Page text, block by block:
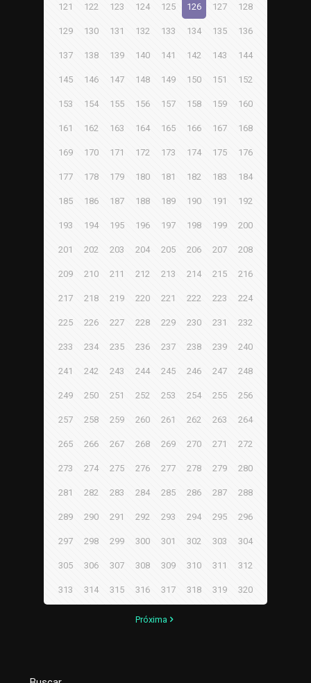
121 122 123 124 125 126 127 128
129 130 131 132 133 134 135 136
137 138 139 140 141 142 143 144
145 146 147 148 149 150 151 152
153 154 155 156 157 158 159 160
161 162 163 164 165 166 167 168
169 170 171 172 173 174 175 176
177 178 179 180 181 182 183 184
185 186 187 188 189 190 191 192
193 194 195 196 197 198 199 200
201 202 203 204 205 206 207 208
209 210 211 212 213 214 215 216
217 218 219 220 221 222 223 224
225 226 227 228 229 230 231 232
233 234 235 236 237 238 239 240
241 242 243 244 245 246 247 248
249 250 251 252 253 254 255 256
257 258 259 260 261 262 263 264
265 266 267 268 269 270 271 272
273 274 275 276 277 278 279 280
281 282 283 284 285 286 287 288
289 290 291 292 293 294 295 296
297 298 299 300 301 302 303 304
305 306 307 308 309 310 311 312
313 314 315 316 317 318 319 320
Próxima